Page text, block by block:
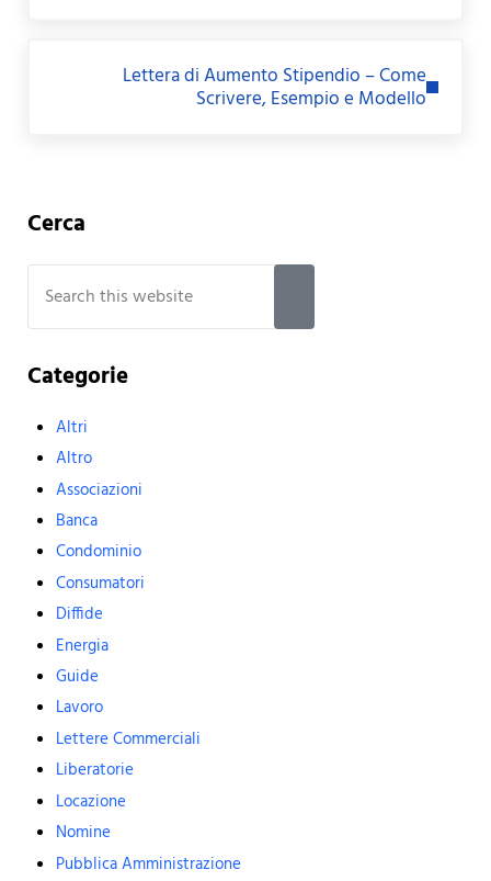
Lettera di Aumento Stipendio – Come
Scrivere, Esempio e Modello
Sidebar
Cerca
Search this website
Categorie
Altri
Altro
Associazioni
Banca
Condominio
Consumatori
Diffide
Energia
Guide
Lavoro
Lettere Commerciali
Liberatorie
Locazione
Nomine
Pubblica Amministrazione